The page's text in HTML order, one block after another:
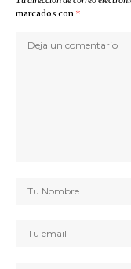
marcados con *